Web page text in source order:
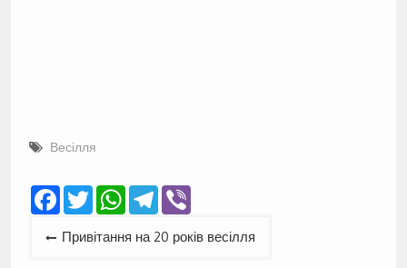
Весілля
Facebook
TwitterWhatsApp
Telegram
Viber
Навігація
Привітання на 20 років весілля